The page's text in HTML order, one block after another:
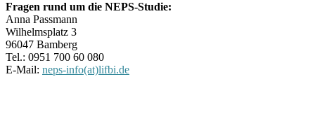
Fragen rund um die NEPS-Studie:
Anna Passmann
Wilhelmsplatz 3
96047 Bamberg
Tel.: 0951 700 60 080
E-Mail: neps-info(at)lifbi.de